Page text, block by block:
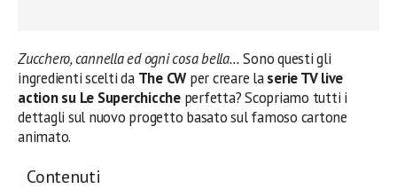
Zucchero, cannella ed ogni cosa bella…Sono questi gli
ingredienti scelti da The CW per creare laserie TV live
action su Le Superchiccheperfetta? Scopriamo tutti i
dettagli sul nuovo progetto basato sul famoso cartone
animato.
Contenuti